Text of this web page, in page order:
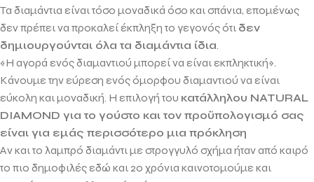
Τα διαμάντια είναι τόσο μοναδικά όσο και σπάνια, επομένως
δεν πρέπει να προκαλεί έκπληξη το γεγονός ότι δεν
δημιουργούνται όλα τα διαμάντια ίδια.
«Η αγορά ενός διαμαντιού μπορεί να είναι εκπληκτική».
Κάνουμε την εύρεση ενός όμορφου διαμαντιού να είναι
εύκολη και μοναδική. Η επιλογή του κατάλληλου NATURAL
DIAMOND για το γούστο και τον προϋπολογισμό σας
είναι για εμάς περισσότερο μια πρόκληση
Αν και το λαμπρό διαμάντι με στρογγυλό σχήμα ήταν από καιρό
το πιο δημοφιλές εδώ και 20 χρόνια καινοτομούμε και